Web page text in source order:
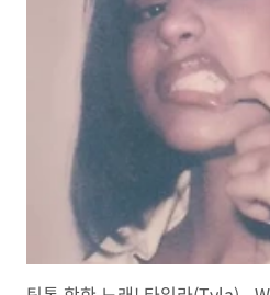
잭 할로우의 Lovin On Me는 싱글로 발매
(Jack Harlow) - Lovin On Me 곡 정보,